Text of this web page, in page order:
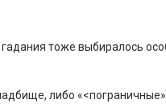
тоже выбиралось
либо «<пограничные»